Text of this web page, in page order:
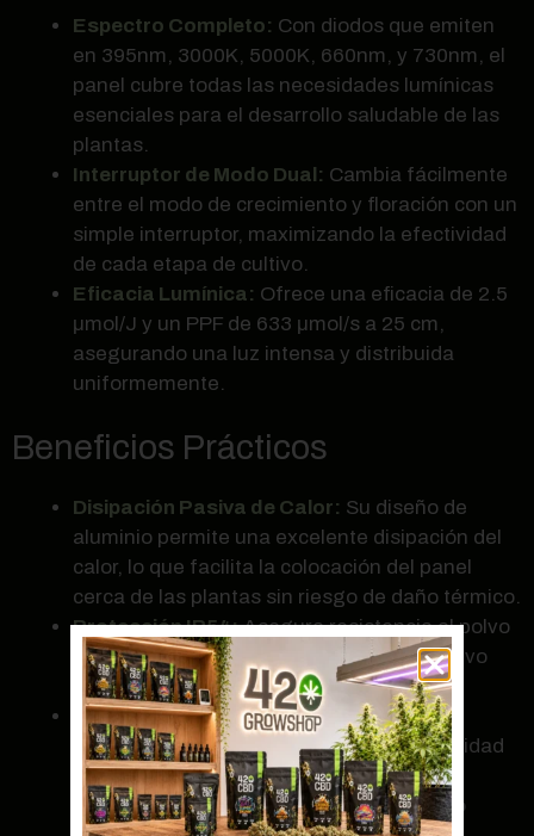
Espectro Completo: Con diodos que emiten
en 395nm, 3000K, 5000K, 660nm, y 730nm, el
panel cubre todas las necesidades lumínicas
esenciales para el desarrollo saludable de las
plantas.
Interruptor de Modo Dual: Cambia fácilmente
entre el modo de crecimiento y floración con un
simple interruptor, maximizando la efectividad
de cada etapa de cultivo.
Eficacia Lumínica: Ofrece una eficacia de 2.5
μmol/J y un PPF de 633 μmol/s a 25 cm,
asegurando una luz intensa y distribuida
uniformemente.
Beneficios Prácticos
Disipación Pasiva de Calor: Su diseño de
aluminio permite una excelente disipación del
calor, lo que facilita la colocación del panel
cerca de las plantas sin riesgo de daño térmico.
Protección IP54:Asegura resistencia al polvo
y la humedad, ideal para entornos de cultivo
exigentes.
Regulador de Potencia:Los modelos de
mayor potencia permiten ajustar la intensidad
lumínica para adaptarse a necesidades
específicas, ofreciendo un control preciso